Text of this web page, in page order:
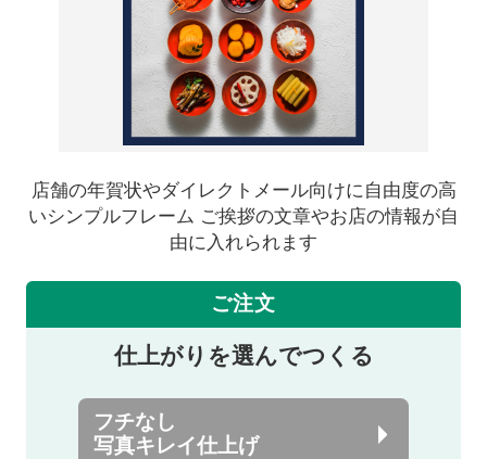
店舗の年賀状やダイレクトメール向けに自由度の高
いシンプルフレーム ご挨拶の文章やお店の情報が自
由に入れられます
ご注文
仕上がりを選んでつくる
フチなし
写真キレイ仕上げ